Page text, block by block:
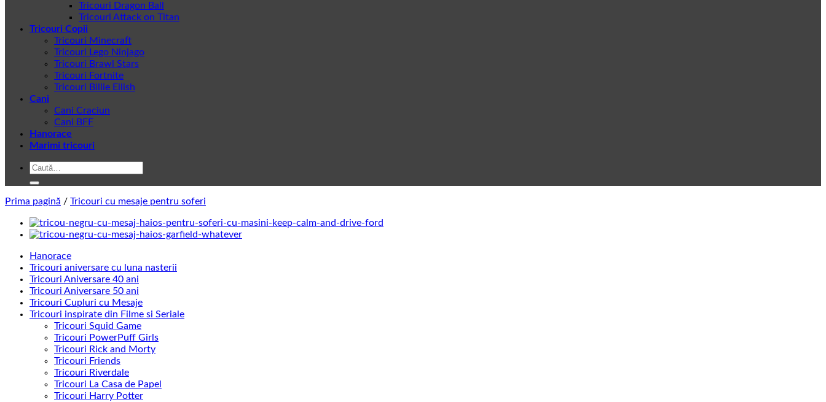
Tricouri Dragon Ball
Tricouri Attack on Titan
Tricouri Copii
Tricouri Minecraft
Tricouri Lego Ninjago
Tricouri Brawl Stars
Tricouri Fortnite
Tricouri Billie Eilish
Cani
Cani Craciun
Cani BFF
Hanorace
Marimi tricouri
Caută
Prima pagină / Tricouri cu mesaje pentru soferi
Hanorace
Tricouri aniversare cu luna nasterii
Tricouri Aniversare 40 ani
Tricouri Aniversare 50 ani
Tricouri Cupluri cu Mesaje
Tricouri inspirate din Filme si Seriale
Tricouri Squid Game
Tricouri PowerPuff Girls
Tricouri Rick and Morty
Tricouri Friends
Tricouri Riverdale
Tricouri La Casa de Papel
Tricouri Harry Potter